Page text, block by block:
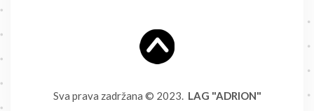
Sva prava zadržana © 2023. LAG "ADRION"